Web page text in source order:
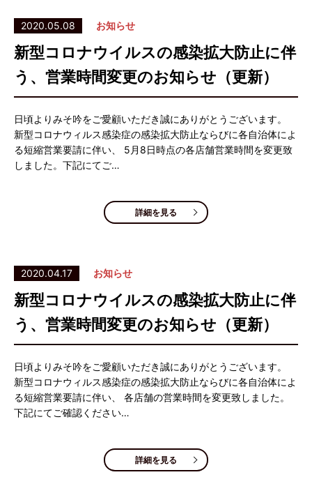
2020.05.08 お知らせ
新型コロナウイルスの感染拡大防止に伴
う、営業時間変更のお知らせ（更新）
日頃よりみそ吟をご愛顧いただき誠にありがとうございます。
新型コロナウィルス感染症の感染拡大防止ならびに各自治体によ
る短縮営業要請に伴い、 5月8日時点の各店舗営業時間を変更致
しました。下記にてご…
詳細を見る
2020.04.17 お知らせ
新型コロナウイルスの感染拡大防止に伴
う、営業時間変更のお知らせ（更新）
日頃よりみそ吟をご愛顧いただき誠にありがとうございます。
新型コロナウィルス感染症の感染拡大防止ならびに各自治体によ
る短縮営業要請に伴い、 各店舗の営業時間を変更致しました。
下記にてご確認ください…
詳細を見る